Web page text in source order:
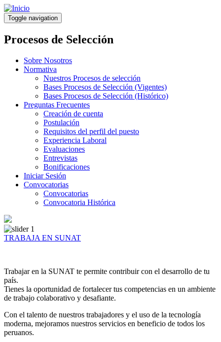
Pasar
al
contenido
principal
Toggle navigation
Procesos de Selección
Sobre Nosotros
Normativa
Nuestros Procesos de selección
Bases Procesos de Selección (Vigentes)
Bases Procesos de Selección (Histórico)
Preguntas Frecuentes
Creación de cuenta
Postulación
Requisitos del perfil del puesto
Experiencia Laboral
Evaluaciones
Entrevistas
Bonificaciones
Iniciar Sesión
Convocatorias
Convocatorias
Convocatoria Histórica
TRABAJA EN SUNAT
Trabajar en la SUNAT te permite contribuir con el desarrollo de tu
país.
Tienes la oportunidad de fortalecer tus competencias en un ambiente
de trabajo colaborativo y desafiante.
Con el talento de nuestros trabajadores y el uso de la tecnología
moderna, mejoramos nuestros servicios en beneficio de todos los
peruanos.